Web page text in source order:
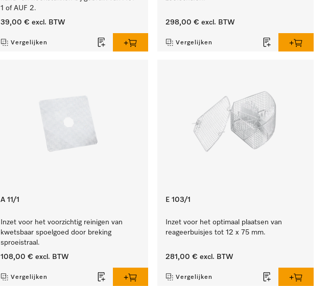
1 of AUF 2.
39,00 € excl. BTW
Vergelijken
298,00 € excl. BTW
Vergelijken
A 11/1
Inzet voor het voorzichtig reinigen van
kwetsbaar spoelgoed door breking
sproeistraal.
108,00 € excl. BTW
Vergelijken
E 103/1
Inzet voor het optimaal plaatsen van
reageerbuisjes tot 12 x 75 mm.
281,00 € excl. BTW
Vergelijken